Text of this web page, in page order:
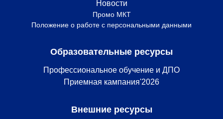
Новости
Промо МКТ
Положение о работе с персональными данными
Образовательные ресурсы
Профессиональное обучение и ДПО
Приемная кампания'2026
Внешние ресурсы